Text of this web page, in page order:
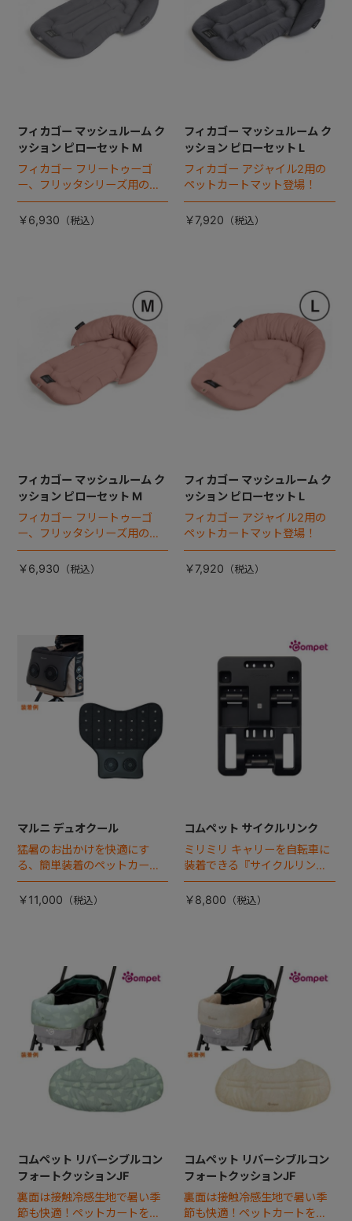
フィカゴー マッシュルーム ク
ッション ピローセット M
フィカゴー フリートゥーゴ
ー、フリッタシリーズ用のペ
ットカートマット登場！
￥6,930
フィカゴー マッシュルーム ク
ッション ピローセット L
フィカゴー アジャイル2用の
ペットカートマット登場！
￥7,920
フィカゴー マッシュルーム ク
ッション ピローセット M
フィカゴー フリートゥーゴ
ー、フリッタシリーズ用のペ
ットカートマット登場！
￥6,930
フィカゴー マッシュルーム ク
ッション ピローセット L
フィカゴー アジャイル2用の
ペットカートマット登場！
￥7,920
マルニ デュオクール
猛暑のお出かけを快適にす
る、簡単装着のペットカート
専用ダブル送風ファンが登
場。
￥11,000
コムペット サイクルリンク
ミリミリ キャリーを自転車に
装着できる『サイクルリン
ク』が登場！
￥8,800
コムペット リバーシブルコン
フォートクッションJF
裏面は接触冷感生地で暑い季
節も快適！ペットカートをお
コムペット リバーシブルコン
フォートクッションJF
裏面は接触冷感生地で暑い季
節も快適！ペットカートをお